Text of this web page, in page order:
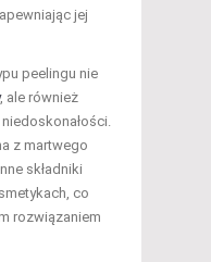
jej
peelingu nie
, ale również
z martwego
składniki
co
rozwiązaniem